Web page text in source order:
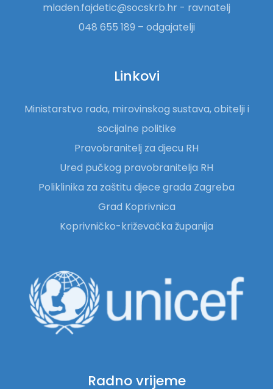
mladen.fajdetic@socskrb.hr - ravnatelj
048 655 189 – odgajatelji
Linkovi
Ministarstvo rada, mirovinskog sustava, obitelji i
socijalne politike
Pravobranitelj za djecu RH
Ured pučkog pravobranitelja RH
Poliklinika za zaštitu djece grada Zagreba
Grad Koprivnica
Koprivničko-križevačka županija
Radno vrijeme